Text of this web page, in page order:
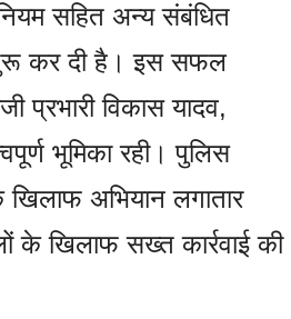
सहित अन्य संबंधित
शुरू कर दी है। इस सफल
प्रभारी विकास यादव,
भूमिका रही। पुलिस
अभियान लगातार
के खिलाफ सख्त कार्रवाई की